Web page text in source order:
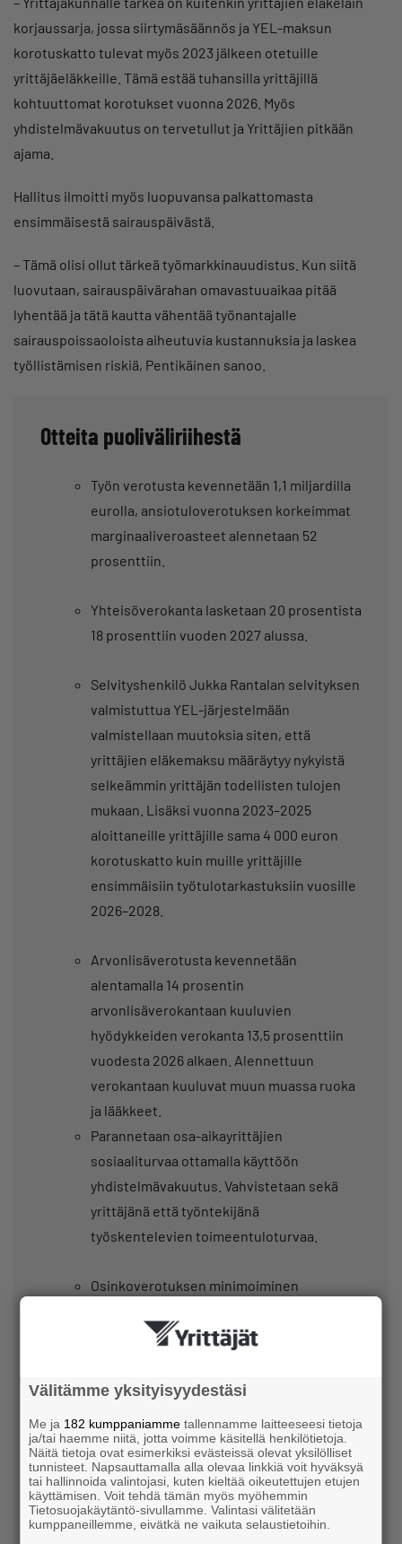
korjaussarja, jossa siirtymäsäännös ja YEL-maksun
korotuskatto tulevat myös 2023 jälkeen otetuille
yrittäjäeläkkeille. Tämä estää tuhansilla yrittäjillä
kohtuuttomat korotukset vuonna 2026. Myös
yhdistelmävakuutus on tervetullut ja Yrittäjien pitkään
ajama.
Hallitus ilmoitti myös luopuvansa palkattomasta
ensimmäisestä sairauspäivästä.
– Tämä olisi ollut tärkeä työmarkkinauudistus. Kun siitä
luovutaan, sairauspäivärahan omavastuuaikaa pitää
lyhentää ja tätä kautta vähentää työnantajalle
sairauspoissaoloista aiheutuvia kustannuksia ja laskea
työllistämisen riskiä, Pentikäinen sanoo.
Otteita puoliväliriihestä
Työn verotusta kevennetään 1,1 miljardilla
eurolla, ansiotuloverotuksen korkeimmat
marginaaliveroasteet alennetaan 52
prosenttiin.
Yhteisöverokanta lasketaan 20 prosentista
18 prosenttiin vuoden 2027 alussa.
Selvityshenkilö Jukka Rantalan selvityksen
valmistuttua YEL-järjestelmään
valmistellaan muutoksia siten, että
yrittäjien eläkemaksu määräytyy nykyistä
selkeämmin yrittäjän todellisten tulojen
mukaan. Lisäksi vuonna 2023–2025
aloittaneille yrittäjille sama 4 000 euron
korotuskatto kuin muille yrittäjille
ensimmäisiin työtulotarkastuksiin vuosille
2026–2028.
Arvonlisäverotusta kevennetään
alentamalla 14 prosentin
arvonlisäverokantaan kuuluvien
hyödykkeiden verokanta 13,5 prosenttiin
vuodesta 2026 alkaen. Alennettuun
verokantaan kuuluvat muun muassa ruoka
ja lääkkeet.
Parannetaan osa-aikayrittäjien
sosiaaliturvaa ottamalla käyttöön
yhdistelmävakuutus. Vahvistetaan sekä
yrittäjänä että työntekijänä
työskentelevien toimeentuloturvaa.
Osinkoverotuksen minimoiminen
verovuoden 2026 tappioista alkaen.
Työmarkkinajärjestöjen jäsenmaksujen
verovähennysoikeus poistetaan vuodesta
2026 alkaen. Poistaminen toteutetaan
Välitämme yksityisyydestäsi
Me ja 182 kumppaniamme tallennamme laitteeseesi tietoja
ja/tai haemme niitä, jotta voimme käsitellä henkilötietoja.
Näitä tietoja ovat esimerkiksi evästeissä olevat yksilölliset
tunnisteet. Napsauttamalla alla olevaa linkkiä voit hyväksyä
tai hallinnoida valintojasi, kuten kieltää oikeutettujen etujen
käyttämisen. Voit tehdä tämän myös myöhemmin
Tietosuojakäytäntö-sivullamme. Valintasi välitetään
kumppaneillemme, eivätkä ne vaikuta selaustietoihin.